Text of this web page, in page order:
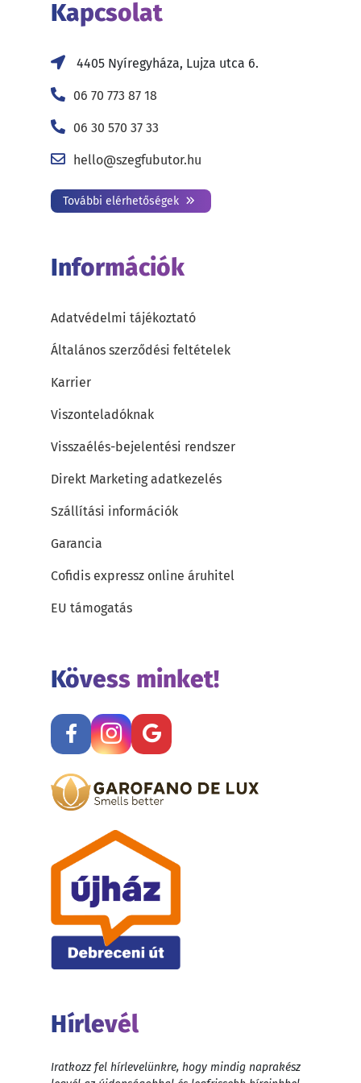
Kapcsolat
4405 Nyíregyháza, Lujza utca 6.
06 70 773 87 18
06 30 570 37 33
hello@szegfubutor.hu
További elérhetőségek
Információk
Adatvédelmi tájékoztató
Általános szerződési feltételek
Karrier
Viszonteladóknak
Visszaélés-bejelentési rendszer
Direkt Marketing adatkezelés
Szállítási információk
Garancia
Cofidis expressz online áruhitel
EU támogatás
Kövess minket!
Hírlevél
Iratkozz fel hírlevelünkre, hogy mindig naprakész